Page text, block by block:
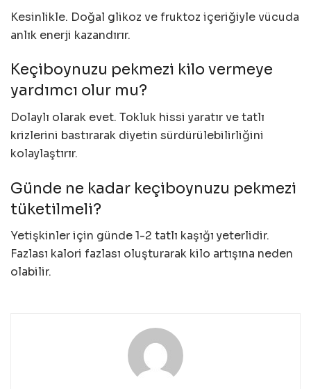
Kesinlikle. Doğal glikoz ve fruktoz içeriğiyle vücuda
anlık enerji kazandırır.
Keçiboynuzu pekmezi kilo vermeye
yardımcı olur mu?
Dolaylı olarak evet. Tokluk hissi yaratır ve tatlı
krizlerini bastırarak diyetin sürdürülebilirliğini
kolaylaştırır.
Günde ne kadar keçiboynuzu pekmezi
tüketilmeli?
Yetişkinler için günde 1-2 tatlı kaşığı yeterlidir.
Fazlası kalori fazlası oluşturarak kilo artışına neden
olabilir.